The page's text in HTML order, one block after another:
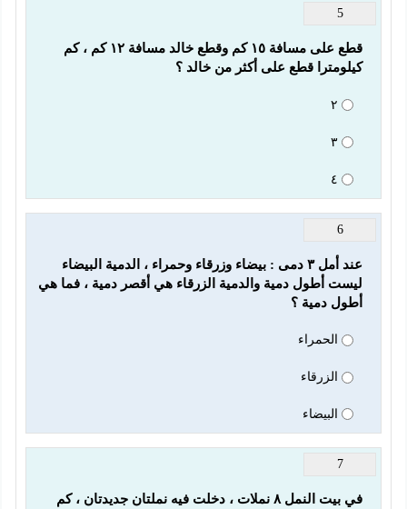
5
كيلومترا قطع على أكثر من خالد ؟
٢
٣
٤
6
أطول دمية ؟
الحمراء
الزرقاء
البيضاء
7